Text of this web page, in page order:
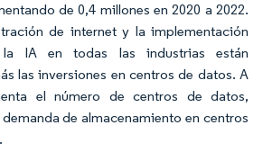
de 0,4 millones en 2020 a 2022.
de internet y la implementación
la IA en todas las industrias están
las inversiones en centros de datos. A
el número de centros de datos,
de almacenamiento en centros